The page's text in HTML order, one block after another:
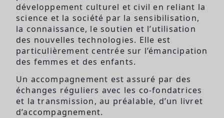
développement culturel et civil en reliant la
science et la société par la sensibilisation,
la connaissance, le soutien et l’utilisation
des nouvelles technologies. Elle est
particulièrement centrée sur l’émancipation
des femmes et des enfants.
Un accompagnement est assuré par des
échanges réguliers avec les co-fondatrices
et la transmission, au préalable, d’un livret
d’accompagnement.